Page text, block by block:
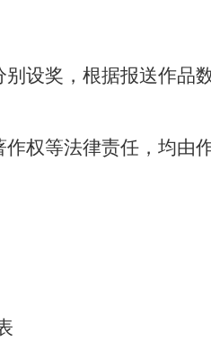
设奖，根据报送作品
权等法律责任，均由